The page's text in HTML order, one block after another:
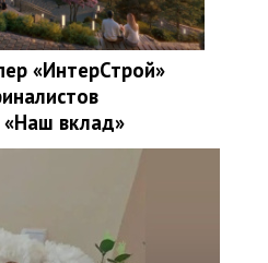
«ИнтерСтрой»
вклад»